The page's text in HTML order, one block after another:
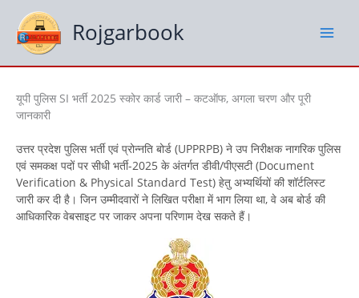
content
Rojgarbook
यूपी पुलिस SI भर्ती 2025 स्कोर कार्ड जारी – कटऑफ, अगला चरण और पूरी
जानकारी
उत्तर प्रदेश पुलिस भर्ती एवं प्रोन्नति बोर्ड (UPPRPB) ने उप निरीक्षक नागरिक पुलिस
एवं समकक्ष पदों पर सीधी भर्ती-2025 के अंतर्गत डीवी/पीएसटी (Document
Verification & Physical Standard Test) हेतु अभ्यर्थियों की शॉर्टलिस्ट
जारी कर दी है। जिन उम्मीदवारों ने लिखित परीक्षा में भाग लिया था, वे अब बोर्ड की
आधिकारिक वेबसाइट पर जाकर अपना परिणाम देख सकते हैं।